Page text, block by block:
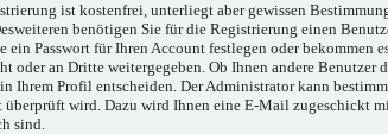
ist kostenfrei, unterliegt aber gewissen
benötigen Sie für die Registrierung einen
ein Passwort für Ihren Account festlegen oder
oder an Dritte weitergegeben. Ob Ihnen andere
Ihrem Profil entscheiden. Der Administrator kann
wird. Dazu wird Ihnen eine E-Mail zugeschickt
sind.